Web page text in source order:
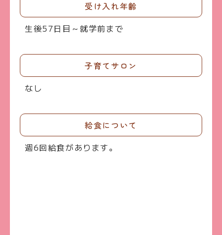
受け入れ年齢
生後57日目～就学前まで
子育てサロン
なし
給食について
週6回給食があります。